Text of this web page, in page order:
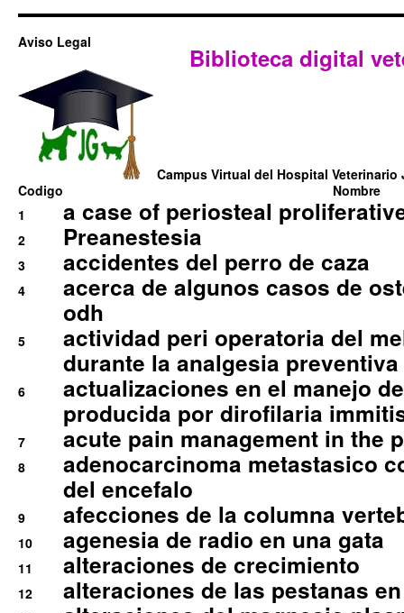
Aviso Legal
Biblioteca digital
Campus Virtual del Hospital Veterinario
Codigo
Nombre
1
a case of periosteal
2 Preanestesia
3 accidentes del perro de caza
4
acerca de algunos casos de
odh
5
actividad peri operatoria del
durante la analgesia
6
actualizaciones en el manejo
producida por dirofilaria
7 acute pain management in the
8
adenocarcinoma metastasico
del encefalo
9 afecciones de la columna
10 agenesia de radio en una gata
11 alteraciones de crecimiento
12 alteraciones de las pestanas